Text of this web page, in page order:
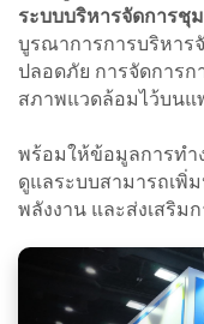
ระบบบริหารจัดการชุ
บูรณาการการบริหาร
ปลอดภัย การจัดการ
สภาพแวดล้อมไว้บนแ
พร้อมให้ข้อมูลการทำ
ดูแลระบบสามารถเพิ่
พลังงาน และส่งเสริม